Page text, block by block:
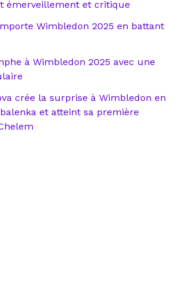
émerveillement et critique
Wimbledon 2025 en battant
à Wimbledon 2025 avec une
crée la surprise à Wimbledon en
et atteint sa première